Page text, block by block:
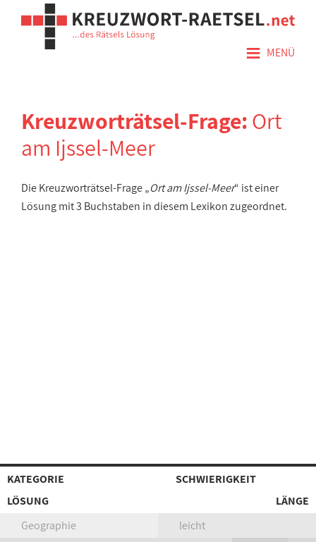
≡ MENÜ
Kreuzworträtsel-Frage:Ort
am Ijssel-Meer
Die Kreuzworträtsel-Frage „Ort am Ijssel-Meer“ ist einer
Lösung mit 3 Buchstaben in diesem Lexikon zugeordnet.
KATEGORIE
SCHWIERIGKEIT
LÖSUNG
LÄNGE
Geographie
leicht